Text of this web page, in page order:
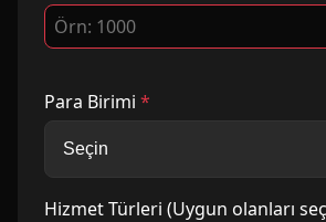
Para Birimi *
Hizmet Türleri (Uygun olanları